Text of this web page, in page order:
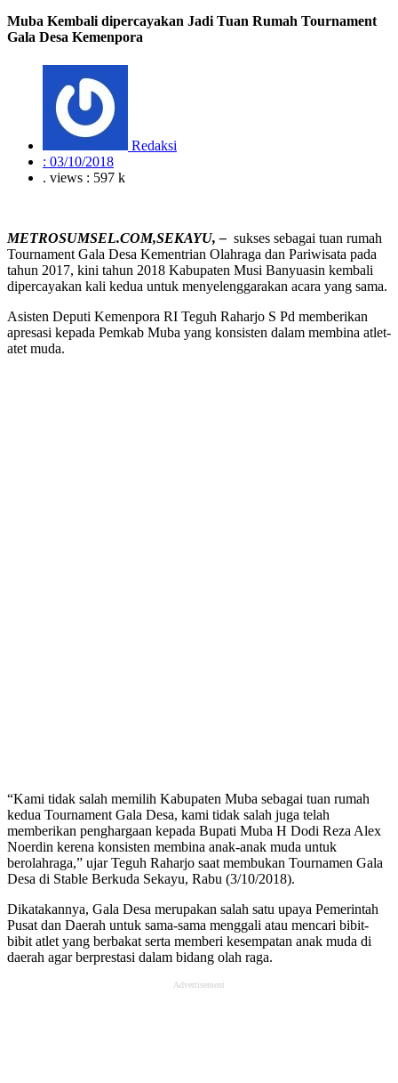
Muba Kembali dipercayakan Jadi Tuan Rumah Tournament
Gala Desa Kemenpora
Redaksi
: 03/10/2018
. views : 597 k
METROSUMSEL.COM,SEKAYU, – sukses sebagai tuan rumah
Tournament Gala Desa Kementrian Olahraga dan Pariwisata pada
tahun 2017, kini tahun 2018 Kabupaten Musi Banyuasin kembali
dipercayakan kali kedua untuk menyelenggarakan acara yang sama.
Asisten Deputi Kemenpora RI Teguh Raharjo S Pd memberikan
apresasi kepada Pemkab Muba yang konsisten dalam membina atlet-
atet muda.
“Kami tidak salah memilih Kabupaten Muba sebagai tuan rumah
kedua Tournament Gala Desa, kami tidak salah juga telah
memberikan penghargaan kepada Bupati Muba H Dodi Reza Alex
Noerdin kerena konsisten membina anak-anak muda untuk
berolahraga,” ujar Teguh Raharjo saat membukan Tournamen Gala
Desa di Stable Berkuda Sekayu, Rabu (3/10/2018).
Dikatakannya, Gala Desa merupakan salah satu upaya Pemerintah
Pusat dan Daerah untuk sama-sama menggali atau mencari bibit-
bibit atlet yang berbakat serta memberi kesempatan anak muda di
daerah agar berprestasi dalam bidang olah raga.
Advertisement